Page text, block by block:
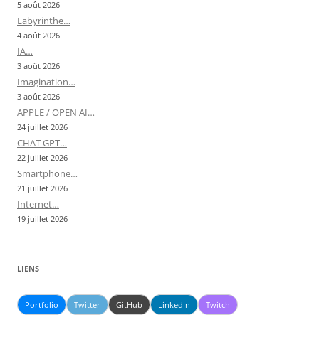
5 août 2026
Labyrinthe…
4 août 2026
IA…
3 août 2026
Imagination…
3 août 2026
APPLE / OPEN AI…
24 juillet 2026
CHAT GPT…
22 juillet 2026
Smartphone…
21 juillet 2026
Internet…
19 juillet 2026
LIENS
Portfolio Twitter GitHub LinkedIn Twitch